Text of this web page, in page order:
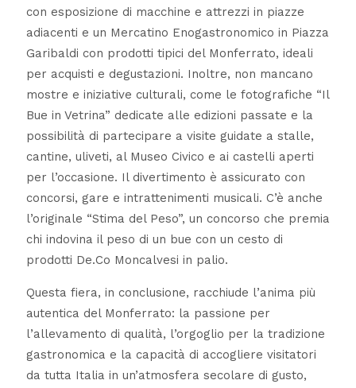
con esposizione di macchine e attrezzi in piazze
adiacenti e un Mercatino Enogastronomico in Piazza
Garibaldi con prodotti tipici del Monferrato, ideali
per acquisti e degustazioni. Inoltre, non mancano
mostre e iniziative culturali, come le fotografiche “Il
Bue in Vetrina” dedicate alle edizioni passate e la
possibilità di partecipare a visite guidate a stalle,
cantine, uliveti, al Museo Civico e ai castelli aperti
per l’occasione. Il divertimento è assicurato con
concorsi, gare e intrattenimenti musicali. C’è anche
l’originale “Stima del Peso”, un concorso che premia
chi indovina il peso di un bue con un cesto di
prodotti De.Co Moncalvesi in palio.
Questa fiera, in conclusione, racchiude l’anima più
autentica del Monferrato: la passione per
l’allevamento di qualità, l’orgoglio per la tradizione
gastronomica e la capacità di accogliere visitatori
da tutta Italia in un’atmosfera secolare di gusto,